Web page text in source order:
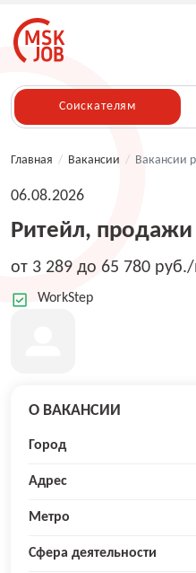
Соискателям
Главная / Вакансии / Вакансии
Ритейл, продажи
06.08.2026
от 3 289 до 65 780
WorkStep
О ВАКАНСИИ
Город
Адрес
Метро
Сфера деятельности